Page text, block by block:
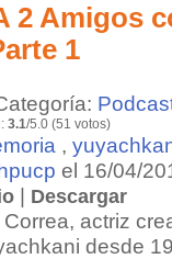
2 Amigos
1
3.1/5.0 (51 votos)
,
el 16/04/
| Descargar
actriz
desde